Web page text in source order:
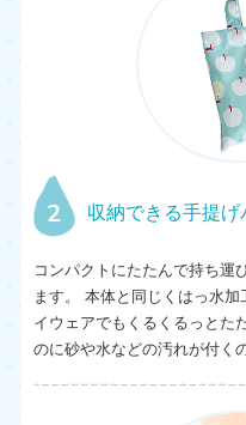
2 収納できる手提げ
コンパクトにたたんで持ち運
ます。 本体と同じくはっ水
イウェアでもくるくるっとた
のに砂や水などの汚れが付く